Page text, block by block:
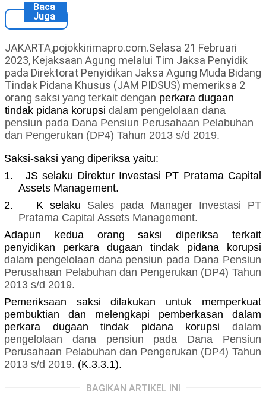
Baca
Juga
JAKARTA,pojokkirimapro.com.Selasa 21 Februari
2023, Kejaksaan Agung melalui Tim Jaksa Penyidik
pada Direktorat Penyidikan Jaksa Agung Muda Bidang
Tindak Pidana Khusus (JAM PIDSUS) memeriksa 2
orang saksi yang terkait dengan perkara dugaan
tindak pidana korupsi dalam pengelolaan dana
pensiun pada Dana Pensiun Perusahaan Pelabuhan
dan Pengerukan (DP4) Tahun 2013 s/d 2019.
Saksi-saksi yang diperiksa yaitu:
1.
JS selaku Direktur Investasi PT Pratama Capital
Assets Management.
2.
K selaku Sales pada Manager Investasi PT
Pratama Capital Assets Management.
Adapun kedua orang saksi diperiksa terkait
penyidikan perkara dugaan tindak pidana korupsi
dalam pengelolaan dana pensiun pada Dana Pensiun
Perusahaan Pelabuhan dan Pengerukan (DP4) Tahun
2013 s/d 2019.
Pemeriksaan saksi dilakukan untuk memperkuat
pembuktian dan melengkapi pemberkasan dalam
perkara dugaan tindak pidana korupsi dalam
pengelolaan dana pensiun pada Dana Pensiun
Perusahaan Pelabuhan dan Pengerukan (DP4) Tahun
2013 s/d 2019. (K.3.3.1).
BAGIKAN ARTIKEL INI